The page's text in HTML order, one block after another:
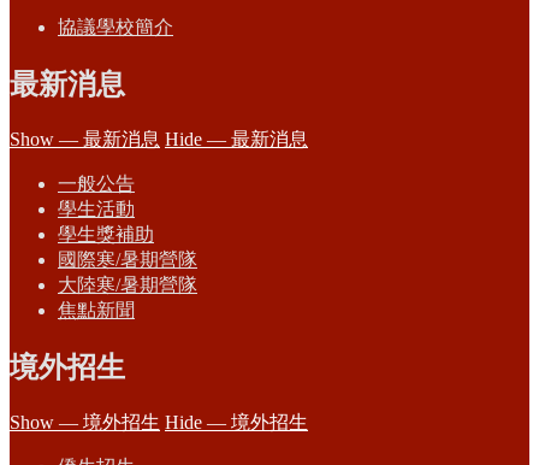
協議學校簡介
最新消息
Show — 最新消息 Hide — 最新消息
一般公告
學生活動
學生獎補助
國際寒/暑期營隊
大陸寒/暑期營隊
焦點新聞
境外招生
Show — 境外招生 Hide — 境外招生